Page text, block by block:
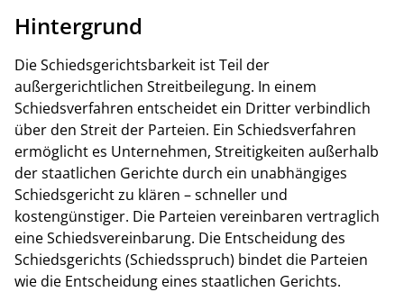
Hintergrund
Die Schiedsgerichtsbarkeit ist Teil der
außergerichtlichen Streitbeilegung. In einem
Schiedsverfahren entscheidet ein Dritter verbindlich
über den Streit der Parteien. Ein Schiedsverfahren
ermöglicht es Unternehmen, Streitigkeiten außerhalb
der staatlichen Gerichte durch ein unabhängiges
Schiedsgericht zu klären – schneller und
kostengünstiger. Die Parteien vereinbaren vertraglich
eine Schiedsvereinbarung. Die Entscheidung des
Schiedsgerichts (Schiedsspruch) bindet die Parteien
wie die Entscheidung eines staatlichen Gerichts.